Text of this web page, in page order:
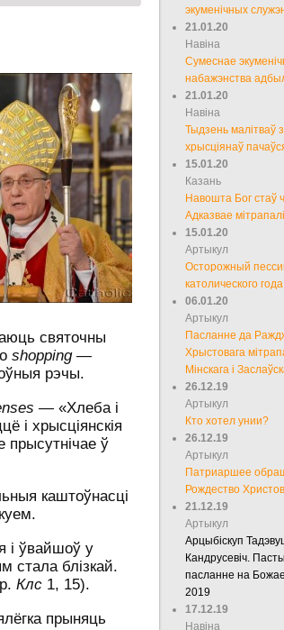
святочны
shopping —
рэчы.
— «Хлеба і
і хрысціянскія
ў
каштоўнасці
і ўвайшоў у
стала блізкай.
Клс1, 15).
прыняць
экуменічных
21.01.20
Навіна
Сумеснае
набажэнства
21.01.20
Навіна
Тыдзень малітваў
хрысціянаў
15.01.20
Казань
Навошта Бог стаў
Адказвае
15.01.20
Артыкул
Осторожный
католического года
06.01.20
Артыкул
Пасланне да
Хрыстовага
Мінскага і
26.12.19
Артыкул
Кто хотел унии?
26.12.19
Артыкул
Патриаршее
Рождество
21.12.19
Артыкул
Арцыбіскуп
Кандрусевіч.
пасланне на
2019
17.12.19
Навіна